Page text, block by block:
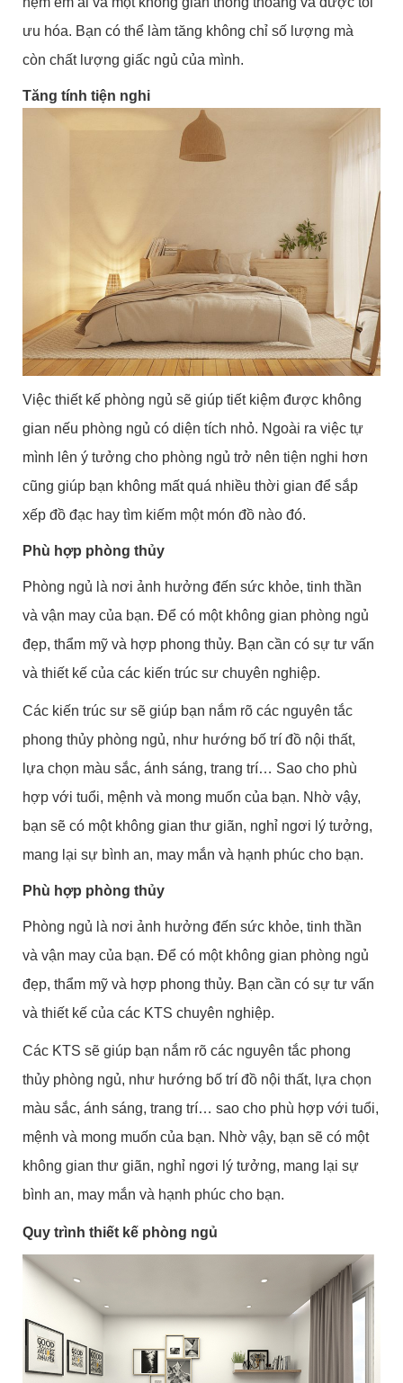
ưu hóa. Bạn có thể làm tăng không chỉ số lượng mà
còn chất lượng giấc ngủ của mình.
Tăng tính tiện nghi
Việc thiết kế phòng ngủ sẽ giúp tiết kiệm được không
gian nếu phòng ngủ có diện tích nhỏ. Ngoài ra việc tự
mình lên ý tưởng cho phòng ngủ trở nên tiện nghi hơn
cũng giúp bạn không mất quá nhiều thời gian để sắp
xếp đồ đạc hay tìm kiếm một món đồ nào đó.
Phù hợp phòng thủy
Phòng ngủ là nơi ảnh hưởng đến sức khỏe, tinh thần
và vận may của bạn. Để có một không gian phòng ngủ
đẹp, thẩm mỹ và hợp phong thủy. Bạn cần có sự tư vấn
và thiết kế của các kiến trúc sư chuyên nghiệp.
Các kiến trúc sư sẽ giúp bạn nắm rõ các nguyên tắc
phong thủy phòng ngủ, như hướng bố trí đồ nội thất,
lựa chọn màu sắc, ánh sáng, trang trí… Sao cho phù
hợp với tuổi, mệnh và mong muốn của bạn. Nhờ vậy,
bạn sẽ có một không gian thư giãn, nghỉ ngơi lý tưởng,
mang lại sự bình an, may mắn và hạnh phúc cho bạn.
Phù hợp phòng thủy
Phòng ngủ là nơi ảnh hưởng đến sức khỏe, tinh thần
và vận may của bạn. Để có một không gian phòng ngủ
đẹp, thẩm mỹ và hợp phong thủy. Bạn cần có sự tư vấn
và thiết kế của các KTS chuyên nghiệp.
Các KTS sẽ giúp bạn nắm rõ các nguyên tắc phong
thủy phòng ngủ, như hướng bố trí đồ nội thất, lựa chọn
màu sắc, ánh sáng, trang trí… sao cho phù hợp với tuổi,
mệnh và mong muốn của bạn. Nhờ vậy, bạn sẽ có một
không gian thư giãn, nghỉ ngơi lý tưởng, mang lại sự
bình an, may mắn và hạnh phúc cho bạn.
Quy trình thiết kế phòng ngủ